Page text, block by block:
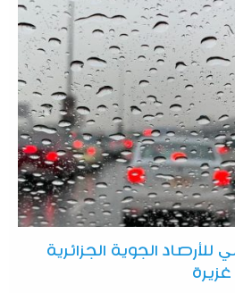
للأرصاد الجوية الجزائرية